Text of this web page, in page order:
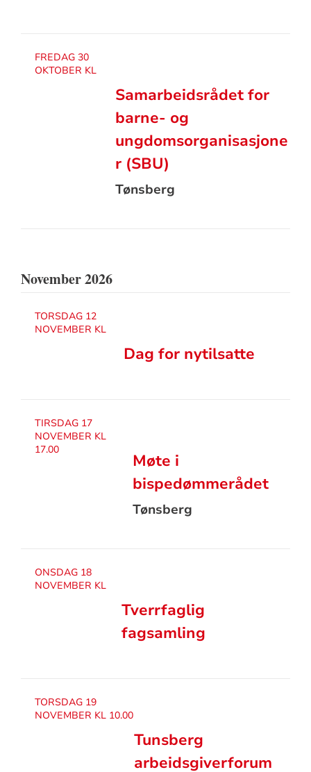
FREDAG 30
OKTOBER KL
Samarbeidsrådet for
barne- og
ungdomsorganisasjone
r (SBU)
Tønsberg
November 2026
TORSDAG 12
NOVEMBER KL
Dag for nytilsatte
TIRSDAG 17
NOVEMBER KL
17.00
Møte i
bispedømmerådet
Tønsberg
ONSDAG 18
NOVEMBER KL
Tverrfaglig
fagsamling
TORSDAG 19
NOVEMBER KL 10.00
Tunsberg
arbeidsgiverforum